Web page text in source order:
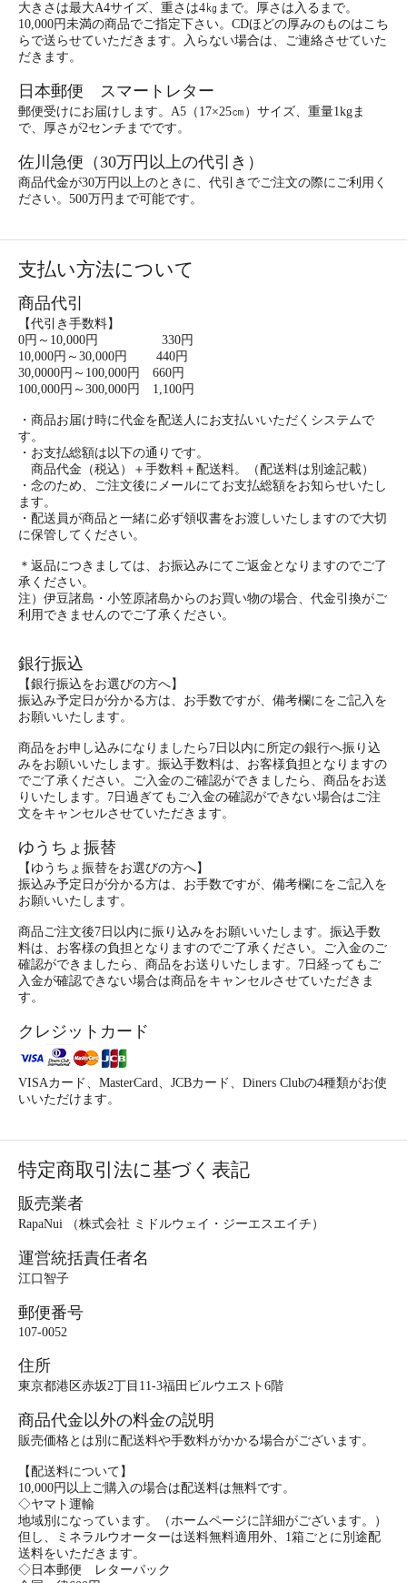
大きさは最大A4サイズ、重さは4㎏まで。厚さは入るまで。
10,000円未満の商品でご指定下さい。CDほどの厚みのものはこち
らで送らせていただきます。入らない場合は、ご連絡させていた
だきます。
日本郵便 スマートレター
郵便受けにお届けします。A5（17×25㎝）サイズ、重量1kgま
で、厚さが2センチまでです。
佐川急便（30万円以上の代引き）
商品代金が30万円以上のときに、代引きでご注文の際にご利用く
ださい。500万円まで可能です。
支払い方法について
商品代引
【代引き手数料】
0円～10,000円 330円
10,000円～30,000円 440円
30,0000円～100,000円 660円
100,000円～300,000円 1,100円
・商品お届け時に代金を配送人にお支払いいただくシステムで
す。
・お支払総額は以下の通りです。
商品代金（税込）＋手数料＋配送料。（配送料は別途記載）
・念のため、ご注文後にメールにてお支払総額をお知らせいたし
ます。
・配送員が商品と一緒に必ず領収書をお渡しいたしますので大切
に保管してください。
＊返品につきましては、お振込みにてご返金となりますのでご了
承ください。
注）伊豆諸島・小笠原諸島からのお買い物の場合、代金引換がご
利用できませんのでご了承ください。
銀行振込
【銀行振込をお選びの方へ】
振込み予定日が分かる方は、お手数ですが、備考欄にをご記入を
お願いいたします。
商品をお申し込みになりましたら7日以内に所定の銀行へ振り込
みをお願いいたします。振込手数料は、お客様負担となりますの
でご了承ください。ご入金のご確認ができましたら、商品をお送
りいたします。7日過ぎてもご入金の確認ができない場合はご注
文をキャンセルさせていただきます。
ゆうちょ振替
【ゆうちょ振替をお選びの方へ】
振込み予定日が分かる方は、お手数ですが、備考欄にをご記入を
お願いいたします。
商品ご注文後7日以内に振り込みをお願いいたします。振込手数
料は、お客様の負担となりますのでご了承ください。ご入金のご
確認ができましたら、商品をお送りいたします。7日経ってもご
入金が確認できない場合は商品をキャンセルさせていただきま
す。
クレジットカード
VISAカード、MasterCard、JCBカード、Diners Clubの4種類がお使
いいただけます。
特定商取引法に基づく表記
販売業者
RapaNui （株式会社 ミドルウェイ・ジーエスエイチ）
運営統括責任者名
江口智子
郵便番号
107-0052
住所
東京都港区赤坂2丁目11-3福田ビルウエスト6階
商品代金以外の料金の説明
販売価格とは別に配送料や手数料がかかる場合がございます。
【配送料について】
10,000円以上ご購入の場合は配送料は無料です。
◇ヤマト運輸
地域別になっています。（ホームページに詳細がございます。）
但し、ミネラルウオーターは送料無料適用外、1箱ごとに別途配
送料をいただきます。
◇日本郵便 レターパック